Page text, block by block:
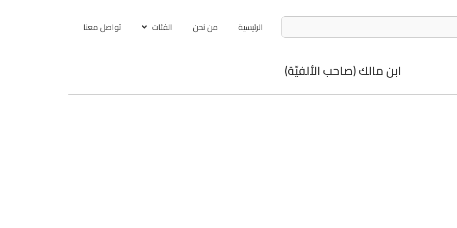
الرئيسية من نحن الفئات تواصل معنا
ابن مالك (صاحب الألفيّة)